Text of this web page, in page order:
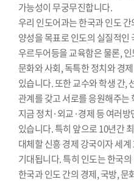
가능성이 무궁무진합니다.
우리 인도어과는 한국과 인도 간
양성을 목표로 인도의 실질적
우르두어등을 교육함은 물론,
문화와 사회, 독특한 정치와 경
있습니다. 또한 교수와 학생 간,
관계를 갖고 서로를 응원해주
지금 정치·외교·경제 등 여러
있습니다. 특히 앞으로 10년간
대체할 신흥 경제 강국이자 세
기대됩니다. 특히 인도는 한국
한국과 인도 간의 경제, 국방,